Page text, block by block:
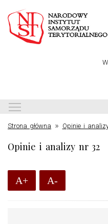
Strona główna » Opinie i
Opinie i analizy nr 32
A+ A-